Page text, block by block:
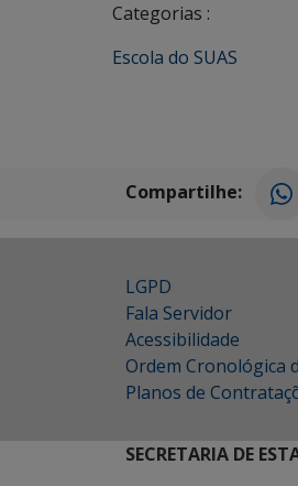
Categorias :
Escola do SUAS
Compartilhe:
LGPD
Fala Servidor
Acessibilidade
Ordem Cronológica
Planos de
SECRETARIA DE